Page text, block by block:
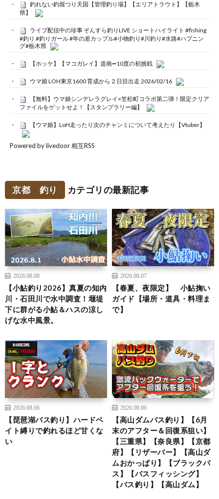
釣れない釣堀つり天国【管理釣り場】【エリアトラウト】【栃木
県】
ライブ配信中の珍事 ぞんすら釣りLIVE ショートハイライト #fishing
#釣り #釣りガール #年の差カップル#小物釣り#川釣り#水路#ハプニン
グ#栃木県
【ホッケ】【マコガレイ】道南➖10度の初挑戦
ウマ娘 LOH東京1600 育成から２日目出走 2026/02/16
【無料】ウマ娘シンデレラグレイ×笠松町コラボ第二弾！限定クリア
ファイルをゲットせよ！【スタンプラリー編】
【ウマ娘】LoH走ったり次のチャンミについて考えたり【Vtuber】
Powered by livedoor 相互RSS
京都 釣り カテゴリの最新記事
2026.08.08
【小鮎釣り2026】真夏の知内
川・石田川で水中調査！堰堤
下に群がる小鮎＆ハスの涼し
げな水中風景。
2026.08.07
【春夏、夜限定】 小鮎掬い
ガイド【場所・道具・料理ま
で】
2026.08.06
【琵琶湖バス釣り】ハードベ
イト縛りで釣れるほど甘くな
い
2026.08.06
【高山ダムバス釣り】【6月
末のアフター＆回復系狙い】
【三重県】【奈良県】【京都
府】【リザーバー】【高山ダ
ムおかっぱり】【ブラックバ
ス】【バスフィッシング】
【バス釣り】【高山ダム】